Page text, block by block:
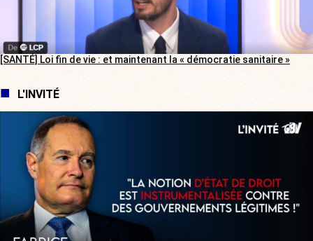
[SANTÉ] Loi fin de vie : et maintenant la « démocratie sanitaire »
L'INVITÉ